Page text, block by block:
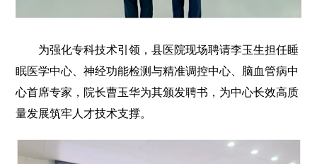
为强化专科技术引领，县医院现场聘请李玉生担任睡
眠医学中心、神经功能检测与精准调控中心、脑血管病中
心首席专家，院长曹玉华为其颁发聘书，为中心长效高质
量发展筑牢人才技术支撑。